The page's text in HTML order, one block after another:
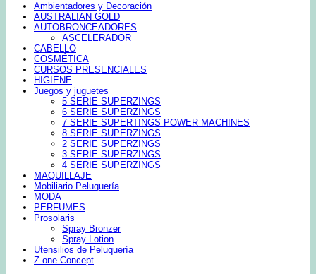
Ambientadores y Decoración
AUSTRALIAN GOLD
AUTOBRONCEADORES
ASCELERADOR
CABELLO
COSMÉTICA
CURSOS PRESENCIALES
HIGIENE
Juegos y juguetes
5 SERIE SUPERZINGS
6 SERIE SUPERZINGS
7 SERIE SUPERTINGS POWER MACHINES
8 SERIE SUPERZINGS
2 SERIE SUPERZINGS
3 SERIE SUPERZINGS
4 SERIE SUPERZINGS
MAQUILLAJE
Mobiliario Peluquería
MODA
PERFUMES
Prosolaris
Spray Bronzer
Spray Lotion
Utensilios de Peluquería
Z.one Concept